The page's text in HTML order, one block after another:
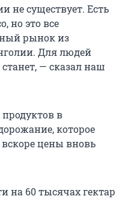
не существует. Есть
но это все
рынок из
Для людей
— сказал наш
в
которое
цены вновь
на 60 тысячах гектар